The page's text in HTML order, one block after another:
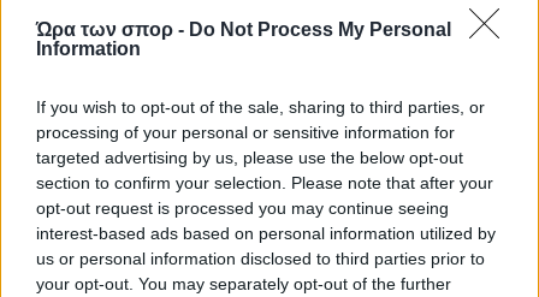
Ώρα των σπορ - Do Not Process My Personal
Information
If you wish to opt-out of the sale, sharing to third parties, or
processing of your personal or sensitive information for
targeted advertising by us, please use the below opt-out
section to confirm your selection. Please note that after your
opt-out request is processed you may continue seeing
interest-based ads based on personal information utilized by
us or personal information disclosed to third parties prior to
your opt-out. You may separately opt-out of the further
08/08/2026 | 19:50:32
ΠΟΔΟΣΦΑΙΡΟ ΑΕΚ
Αλλαγμένα τα μπουθ της ΑΕΚ στην Allwyn Arena (ΦΩΤΟ)